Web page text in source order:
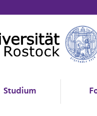
Studium